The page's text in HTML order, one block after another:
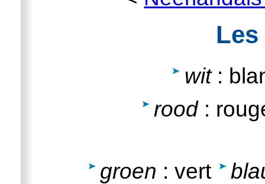
wit:
rood:
groen : vert